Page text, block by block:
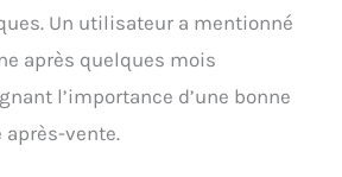
Un utilisateur a mentionné
après quelques mois
l’importance d’une bonne
vente.